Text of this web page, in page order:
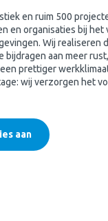
en ruim 500
en organisaties bij het
Wij realiseren
bijdragen aan meer
prettiger
wij verzorgen het
aan